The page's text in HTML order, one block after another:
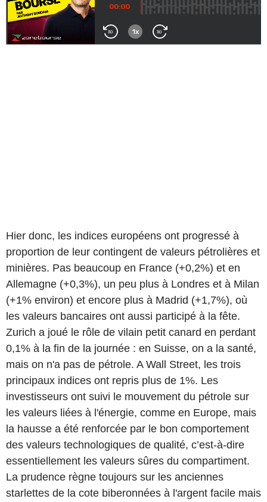
Hier donc, les indices européens ont progressé à
proportion de leur contingent de valeurs pétrolières et
minières. Pas beaucoup en France (+0,2%) et en
Allemagne (+0,3%), un peu plus à Londres et à Milan
(+1% environ) et encore plus à Madrid (+1,7%), où
les valeurs bancaires ont aussi participé à la fête.
Zurich a joué le rôle de vilain petit canard en perdant
0,1% à la fin de la journée : en Suisse, on a la santé,
mais on n'a pas de pétrole. A Wall Street, les trois
principaux indices ont repris plus de 1%. Les
investisseurs ont suivi le mouvement du pétrole sur
les valeurs liées à l'énergie, comme en Europe, mais
la hausse a été renforcée par le bon comportement
des valeurs technologiques de qualité, c’est-à-dire
essentiellement les valeurs sûres du compartiment.
La prudence règne toujours sur les anciennes
starlettes de la cote biberonnées à l'argent facile mais